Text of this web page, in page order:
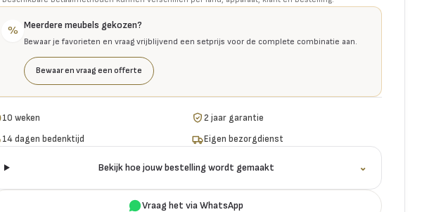
% Meerdere meubels gekozen?
Bewaar je favorieten en vraag vrijblijvend een setprijs voor de complete combinatie aan.
Bewaar en vraag een offerte
10 weken
2 jaar garantie
14 dagen bedenktijd
Eigen bezorgdienst
Bekijk hoe jouw bestelling wordt gemaakt ⌄
Vraag het via WhatsApp